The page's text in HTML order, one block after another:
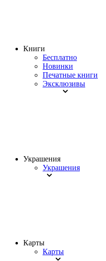
Книги
Бесплатно
Новинки
Печатные книги
Эксклюзивы
Украшения
Украшения
Карты
Карты